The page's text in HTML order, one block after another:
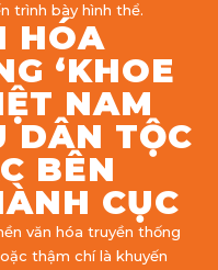
trình bày hình thể.
HÓA
‘KHOE
NAM
DÂN TỘC
BÊN
CỤC
văn hóa truyền thống
thậm chí là khuyến